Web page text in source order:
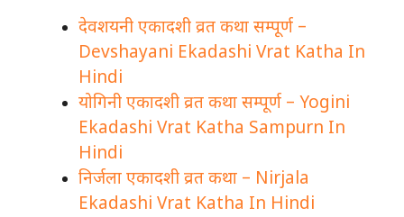
देवशयनी एकादशी व्रत कथा सम्पूर्ण –
Devshayani Ekadashi Vrat Katha In
Hindi
योगिनी एकादशी व्रत कथा सम्पूर्ण – Yogini
Ekadashi Vrat Katha Sampurn In
Hindi
निर्जला एकादशी व्रत कथा – Nirjala
Ekadashi Vrat Katha In Hindi